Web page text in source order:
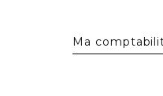
Ma